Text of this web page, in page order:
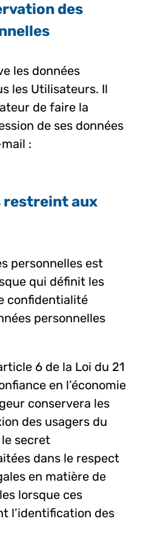
des
les données
les Utilisateurs. Il
de faire la
de ses données
:
restreint aux
personnelles est
qui définit les
confidentialité
personnelles
6 de la Loi du 21
en l’économie
conservera les
des usagers du
secret
dans le respect
en matière de
lorsque ces
l’identification des